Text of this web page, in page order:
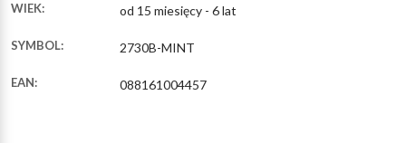
WIEK: od 15 miesięcy - 6 lat
SYMBOL: 2730B-MINT
EAN: 088161004457